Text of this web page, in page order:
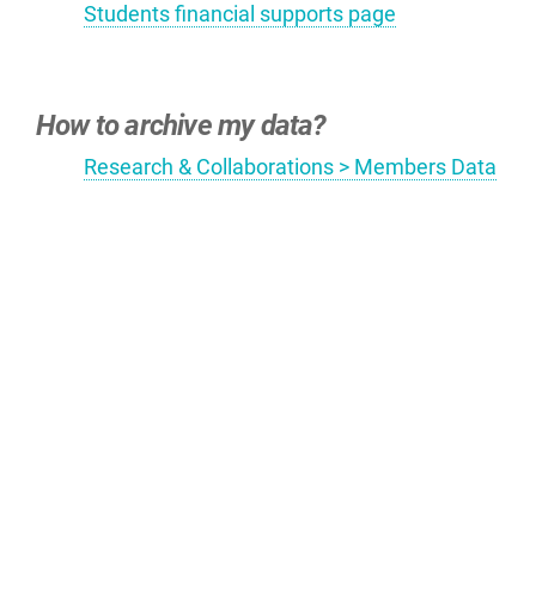
Students financial supports page
How to archive my data?
Research & Collaborations > Members Data